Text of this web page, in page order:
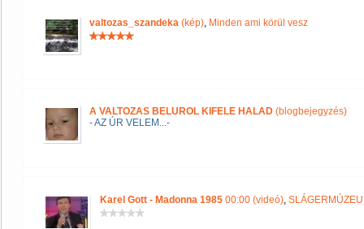
valtozas_szandeka (kép), Minden ami körül vesz
A VALTOZAS BELUROL KIFELE HALAD (blogbejegyzés)
- AZ ÚR VELEM...-
Karel Gott - Madonna 1985 00:00 (videó),